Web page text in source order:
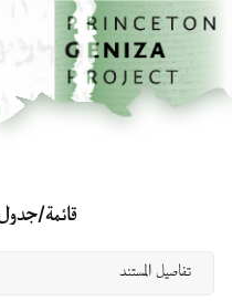
إلى المحتوى الرئيسي
الرئيسية
قائمة/جدول